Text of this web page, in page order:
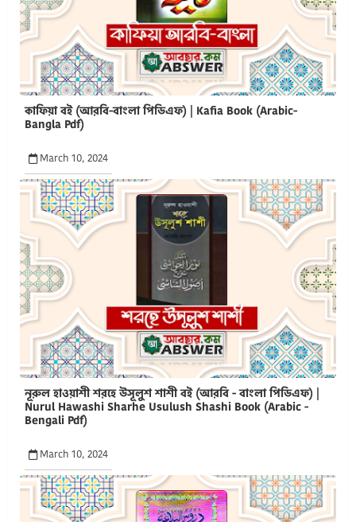
কাফিয়া বই (আরবি-বাংলা পিডিএফ) | Kafia Book (Arabic-
Bangla Pdf)
March 10, 2024
নূরুল হাওয়াশী শরহে উসূলুশ শাশী বই (আরবি - বাংলা পিডিএফ) |
Nurul Hawashi Sharhe Usulush Shashi Book (Arabic -
Bengali Pdf)
March 10, 2024